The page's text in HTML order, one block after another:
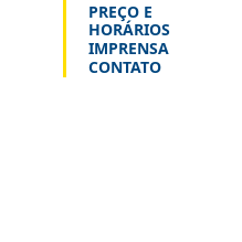
PREÇO E
HORÁRIOS
IMPRENSA
CONTATO